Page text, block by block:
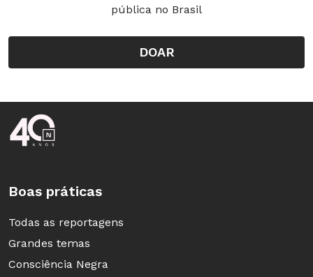
pública no Brasil
DOAR
Rodapé da Nova Escola
Boas práticas
Todas as reportagens
Grandes temas
Consciência Negra